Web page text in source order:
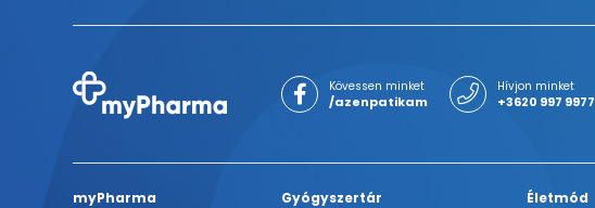
Kövessen minket
/azenpatikam
Hívjon minket
+3620 997 9977
myPharma Gyógyszertár Életmód